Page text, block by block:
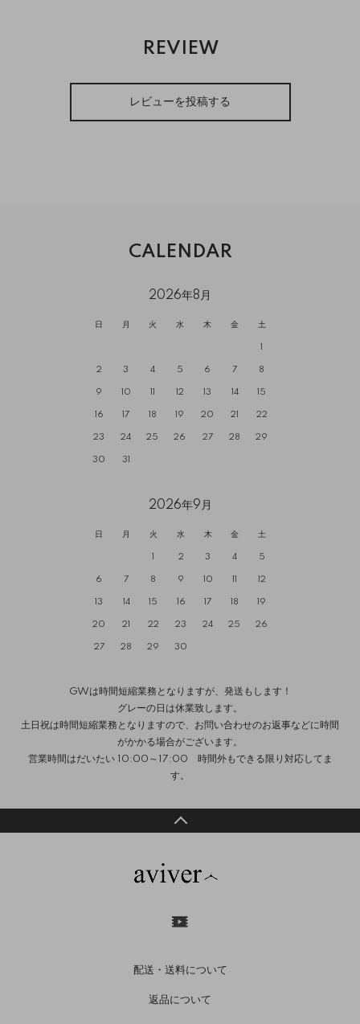
REVIEW
レビューを投稿する
CALENDAR
2026年8月
日 月 火 水 木 金 土
1
2 3 4 5 6 7 8
9 10 11 12 13 14 15
16 17 18 19 20 21 22
23 24 25 26 27 28 29
30 31
2026年9月
日 月 火 水 木 金 土
1 2 3 4 5
6 7 8 9 10 11 12
13 14 15 16 17 18 19
20 21 22 23 24 25 26
27 28 29 30
GWは時間短縮業務となりますが、発送もします！
グレーの日は休業致します。
土日祝は時間短縮業務となりますので、お問い合わせのお返事などに時間
がかかる場合がございます。
営業時間はだいたい 10:00～17:00 時間外もできる限り対応してま
す。
配送・送料について
返品について